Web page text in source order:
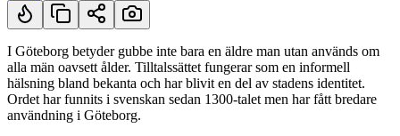
Kort svar
I Göteborg betyder gubbe inte bara en äldre man utan används om
alla män oavsett ålder. Tilltalssättet fungerar som en informell
hälsning bland bekanta och har blivit en del av stadens identitet.
Ordet har funnits i svenskan sedan 1300-talet men har fått bredare
användning i Göteborg.